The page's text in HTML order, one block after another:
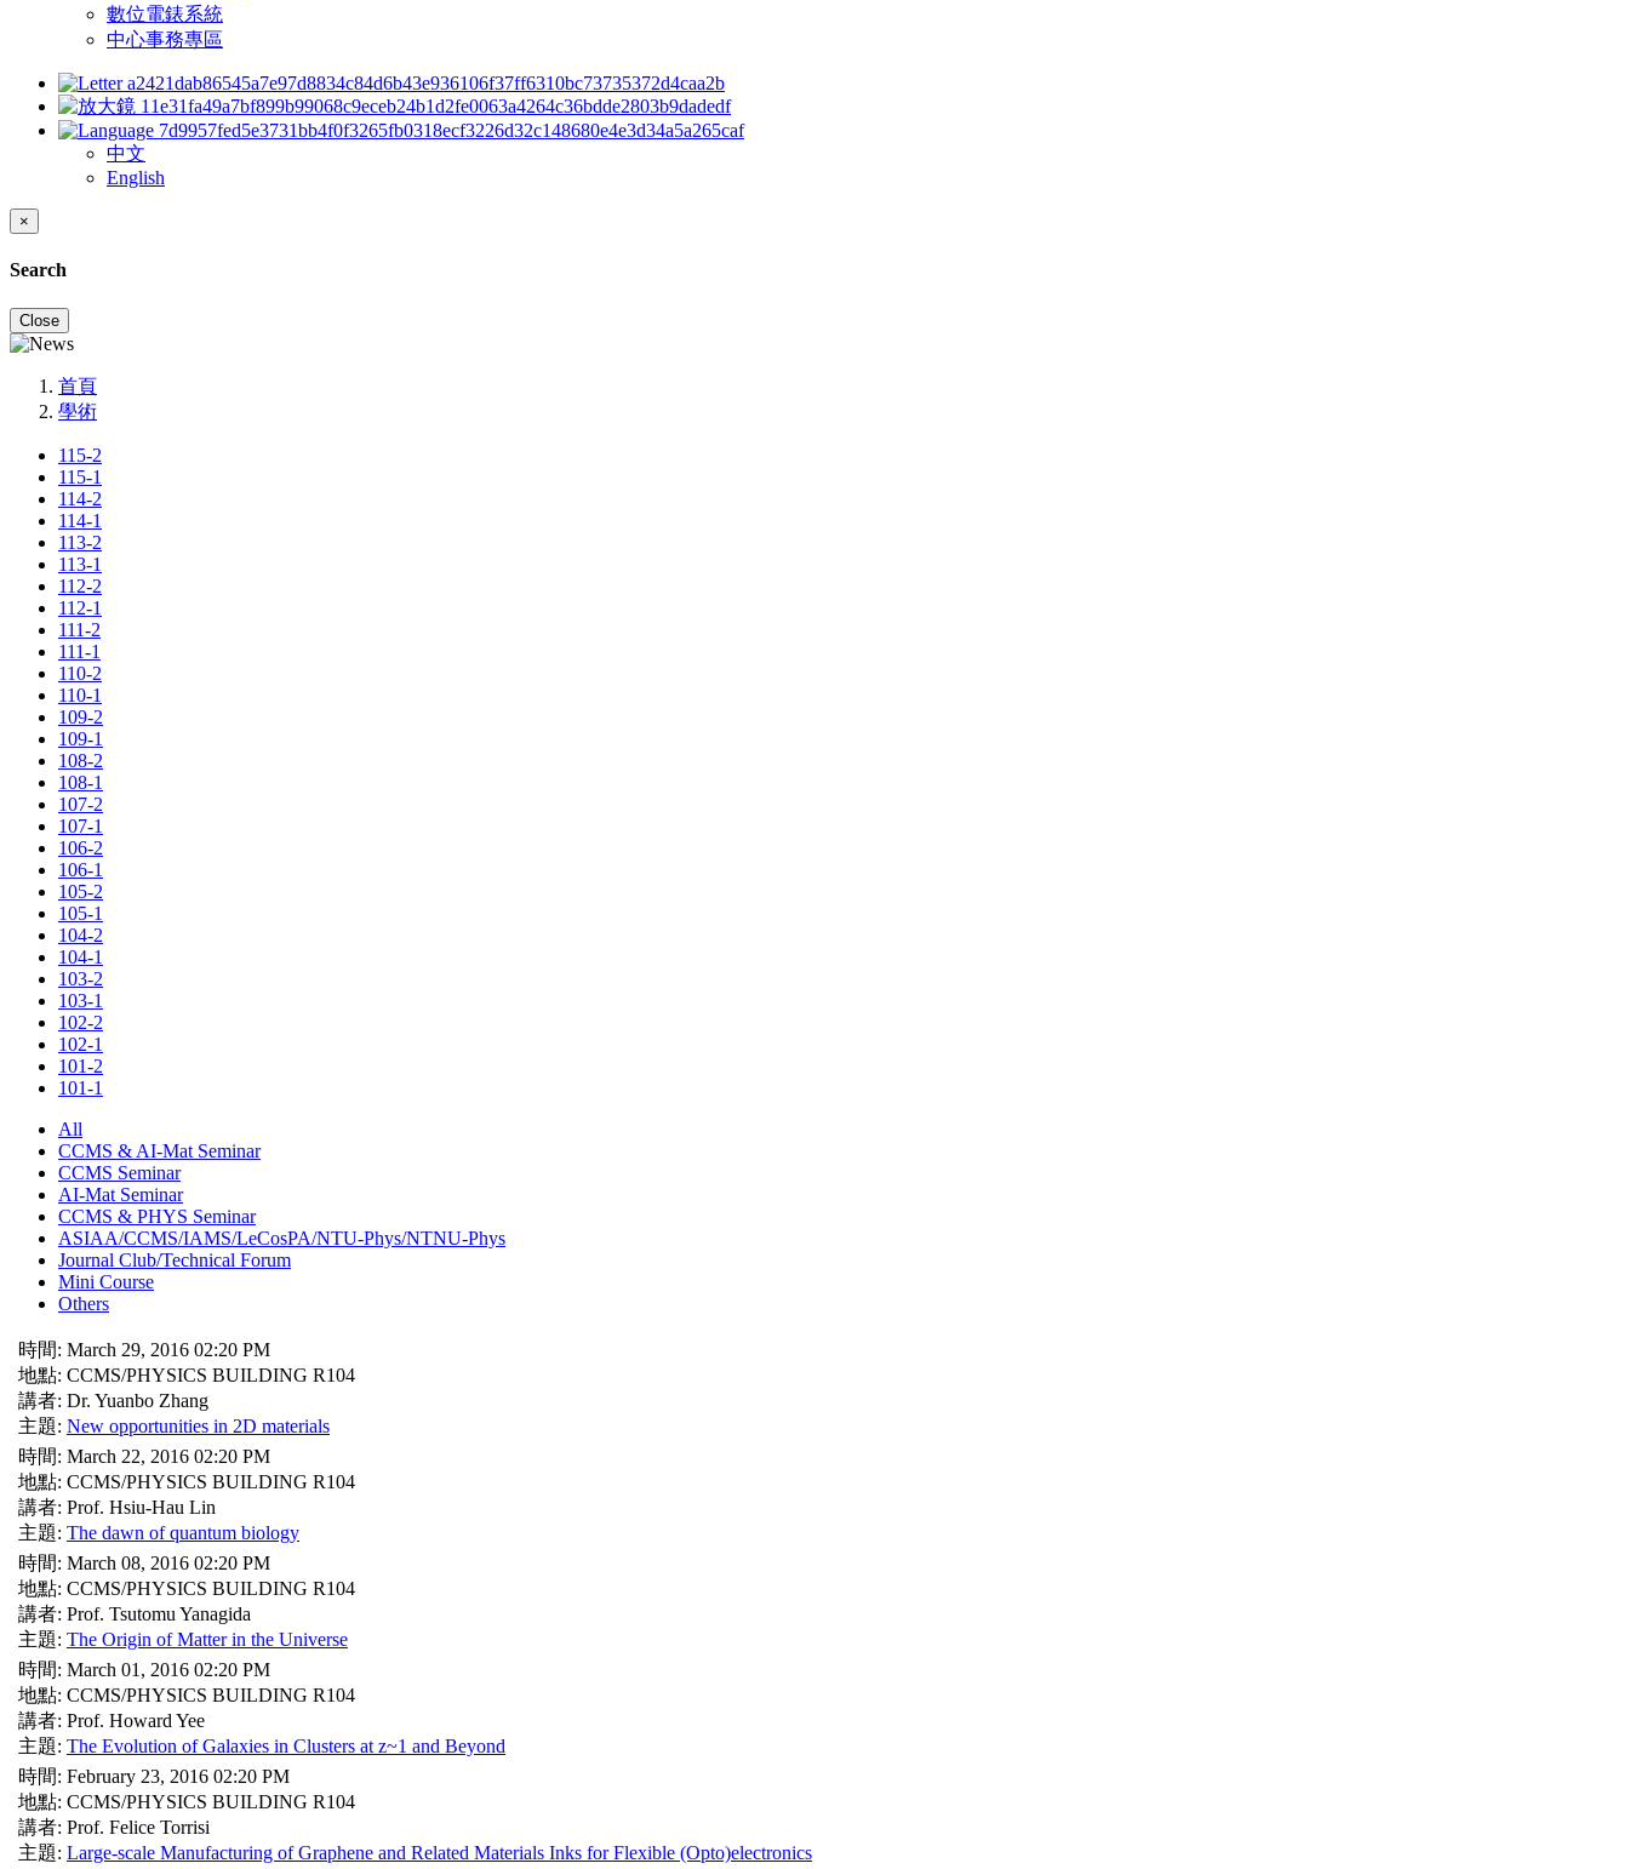
數位電錶系統
中心事務專區
中文
English
×
Search
Close
首頁
學術
115-2
115-1
114-2
114-1
113-2
113-1
112-2
112-1
111-2
111-1
110-2
110-1
109-2
109-1
108-2
108-1
107-2
107-1
106-2
106-1
105-2
105-1
104-2
104-1
103-2
103-1
102-2
102-1
101-2
101-1
All
CCMS & AI-Mat Seminar
CCMS Seminar
AI-Mat Seminar
CCMS & PHYS Seminar
ASIAA/CCMS/IAMS/LeCosPA/NTU-Phys/NTNU-Phys
Journal Club/Technical Forum
Mini Course
Others
時間: March 29, 2016 02:20 PM
地點: CCMS/PHYSICS BUILDING R104
講者: Dr. Yuanbo Zhang
主題: New opportunities in 2D materials
時間: March 22, 2016 02:20 PM
地點: CCMS/PHYSICS BUILDING R104
講者: Prof. Hsiu-Hau Lin
主題: The dawn of quantum biology
時間: March 08, 2016 02:20 PM
地點: CCMS/PHYSICS BUILDING R104
講者: Prof. Tsutomu Yanagida
主題: The Origin of Matter in the Universe
時間: March 01, 2016 02:20 PM
地點: CCMS/PHYSICS BUILDING R104
講者: Prof. Howard Yee
主題: The Evolution of Galaxies in Clusters at z~1 and Beyond
時間: February 23, 2016 02:20 PM
地點: CCMS/PHYSICS BUILDING R104
講者: Prof. Felice Torrisi
主題: Large-scale Manufacturing of Graphene and Related Materials Inks for Flexible (Opto)electronics